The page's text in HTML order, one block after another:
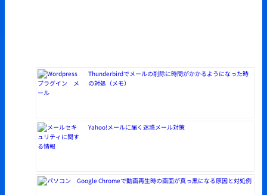
Thunderbirdでメールの削除に時間がかかるようになった時
の対処（メモ）
Yahoo!メールに届く迷惑メール対策
Google Chromeで動画再生時の画面が真っ黒になる原因と対処例